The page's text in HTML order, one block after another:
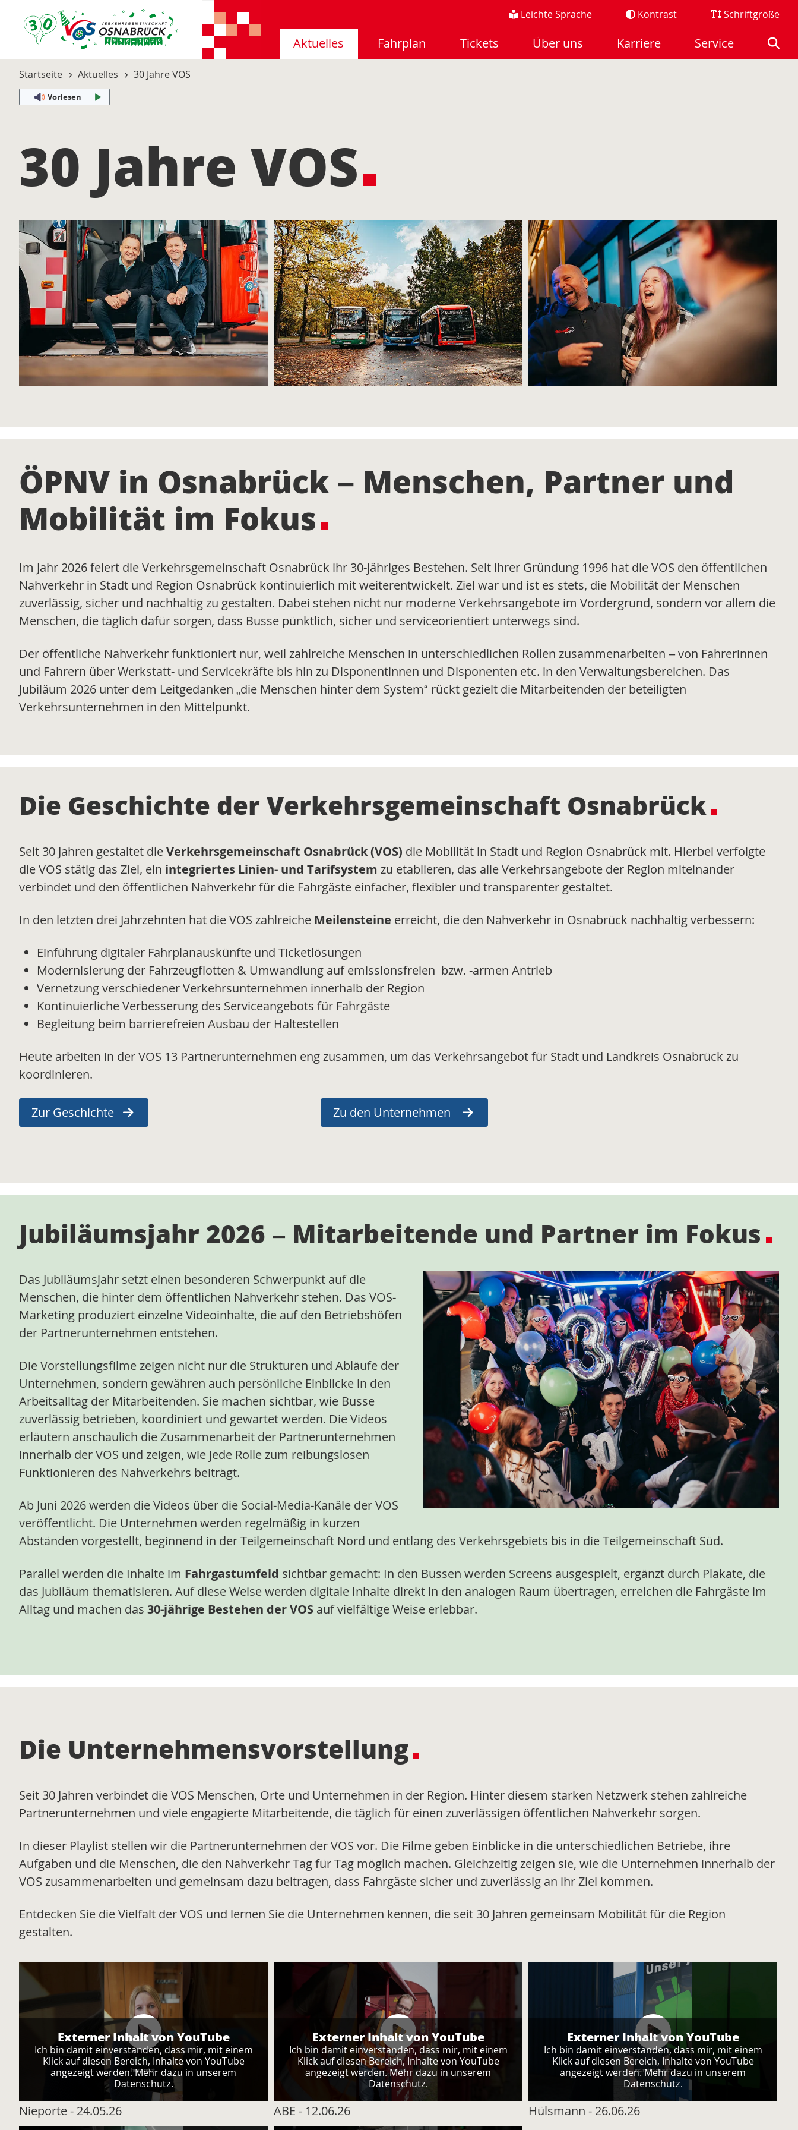
Leichte Sprache Kontrast Schriftgröße
Aktuelles Fahrplan Tickets Über uns Karriere Service
Startseite Aktuelles 30 Jahre VOS
Vorlesen
30 Jahre VOS
ÖPNV in Osnabrück – Menschen, Partner und
Mobilität im Fokus
Im Jahr 2026 feiert die Verkehrsgemeinschaft Osnabrück ihr 30-jähriges Bestehen. Seit ihrer Gründung 1996 hat die VOS den öffentlichen
Nahverkehr in Stadt und Region Osnabrück kontinuierlich mit weiterentwickelt. Ziel war und ist es stets, die Mobilität der Menschen
zuverlässig, sicher und nachhaltig zu gestalten. Dabei stehen nicht nur moderne Verkehrsangebote im Vordergrund, sondern vor allem die
Menschen, die täglich dafür sorgen, dass Busse pünktlich, sicher und serviceorientiert unterwegs sind.
Der öffentliche Nahverkehr funktioniert nur, weil zahlreiche Menschen in unterschiedlichen Rollen zusammenarbeiten – von Fahrerinnen
und Fahrern über Werkstatt- und Servicekräfte bis hin zu Disponentinnen und Disponenten etc. in den Verwaltungsbereichen. Das
Jubiläum 2026 unter dem Leitgedanken „die Menschen hinter dem System“ rückt gezielt die Mitarbeitenden der beteiligten
Verkehrsunternehmen in den Mittelpunkt.
Die Geschichte der Verkehrsgemeinschaft Osnabrück
Seit 30 Jahren gestaltet dieVerkehrsgemeinschaft Osnabrück (VOS) die Mobilität in Stadt und Region Osnabrück mit. Hierbei verfolgte
die VOS stätig das Ziel, ein integriertes Linien- und Tarifsystem zu etablieren, das alle Verkehrsangebote der Region miteinander
verbindet und den öffentlichen Nahverkehr für die Fahrgäste einfacher, flexibler und transparenter gestaltet.
In den letzten drei Jahrzehnten hat die VOS zahlreiche Meilensteine erreicht, die den Nahverkehr in Osnabrück nachhaltig verbessern:
Einführung digitaler Fahrplanauskünfte und Ticketlösungen
Modernisierung der Fahrzeugflotten & Umwandlung auf emissionsfreien bzw. -armen Antrieb
Vernetzung verschiedener Verkehrsunternehmen innerhalb der Region
Kontinuierliche Verbesserung des Serviceangebots für Fahrgäste
Begleitung beim barrierefreien Ausbau der Haltestellen
Heute arbeiten in der VOS 13 Partnerunternehmen eng zusammen, um das Verkehrsangebot für Stadt und Landkreis Osnabrück zu
koordinieren.
Zur Geschichte Zu den Unternehmen
Jubiläumsjahr 2026 – Mitarbeitende und Partner im Fokus
Das Jubiläumsjahr setzt einen besonderen Schwerpunkt auf die
Menschen, die hinter dem öffentlichen Nahverkehr stehen. Das VOS-
Marketing produziert einzelne Videoinhalte, die auf den Betriebshöfen
der Partnerunternehmen entstehen.
Die Vorstellungsfilme zeigen nicht nur die Strukturen und Abläufe der
Unternehmen, sondern gewähren auch persönliche Einblicke in den
Arbeitsalltag der Mitarbeitenden. Sie machen sichtbar, wie Busse
zuverlässig betrieben, koordiniert und gewartet werden. Die Videos
erläutern anschaulich die Zusammenarbeit der Partnerunternehmen
innerhalb der VOS und zeigen, wie jede Rolle zum reibungslosen
Funktionieren des Nahverkehrs beiträgt.
Ab Juni 2026 werden die Videos über die Social-Media-Kanäle der VOS
veröffentlicht. Die Unternehmen werden regelmäßig in kurzen
Abständen vorgestellt, beginnend in der Teilgemeinschaft Nord und entlang des Verkehrsgebiets bis in die Teilgemeinschaft Süd.
Parallel werden die Inhalte im Fahrgastumfeld sichtbar gemacht: In den Bussen werden Screens ausgespielt, ergänzt durch Plakate, die
das Jubiläum thematisieren. Auf diese Weise werden digitale Inhalte direkt in den analogen Raum übertragen, erreichen die Fahrgäste im
Alltag und machen das 30-jährige Bestehen der VOS auf vielfältige Weise erlebbar.
Die Unternehmensvorstellung
Seit 30 Jahren verbindet die VOS Menschen, Orte und Unternehmen in der Region. Hinter diesem starken Netzwerk stehen zahlreiche
Partnerunternehmen und viele engagierte Mitarbeitende, die täglich für einen zuverlässigen öffentlichen Nahverkehr sorgen.
In dieser Playlist stellen wir die Partnerunternehmen der VOS vor. Die Filme geben Einblicke in die unterschiedlichen Betriebe, ihre
Aufgaben und die Menschen, die den Nahverkehr Tag für Tag möglich machen. Gleichzeitig zeigen sie, wie die Unternehmen innerhalb der
VOS zusammenarbeiten und gemeinsam dazu beitragen, dass Fahrgäste sicher und zuverlässig an ihr Ziel kommen.
Entdecken Sie die Vielfalt der VOS und lernen Sie die Unternehmen kennen, die seit 30 Jahren gemeinsam Mobilität für die Region
gestalten.
Externer Inhalt von YouTube
Ich bin damit einverstanden, dass mir, mit einem
Klick auf diesen Bereich, Inhalte von YouTube
angezeigt werden. Mehr dazu in unserem
Datenschutz.
Nieporte - 24.05.26
Externer Inhalt von YouTube
Ich bin damit einverstanden, dass mir, mit einem
Klick auf diesen Bereich, Inhalte von YouTube
angezeigt werden. Mehr dazu in unserem
Datenschutz.
ABE - 12.06.26
Externer Inhalt von YouTube
Ich bin damit einverstanden, dass mir, mit einem
Klick auf diesen Bereich, Inhalte von YouTube
angezeigt werden. Mehr dazu in unserem
Datenschutz.
Hülsmann - 26.06.26